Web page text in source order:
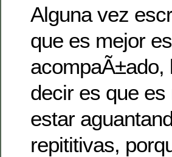
Alguna vez
que es mejor
acompaÃ±ado,
decir es que
estar
repititivas,